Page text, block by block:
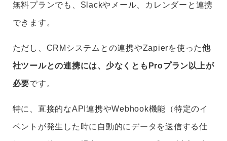
無料プランでも、Slackやメール、カレンダーと連携
できます。
ただし、CRMシステムとの連携やZapierを使った他
社ツールとの連携には、少なくともProプラン以上が
必要です。
特に、直接的なAPI連携やWebhook機能（特定のイ
ベントが発生した時に自動的にデータを送信する仕